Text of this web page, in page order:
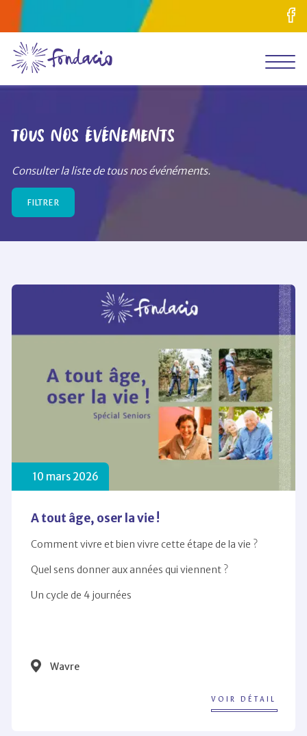
Aller au contenu
Tous nos événements
Consulter la liste de tous nos événéments.
FILTRER
10 mars 2026
A tout âge, oser la vie !
Comment vivre et bien vivre cette étape de la vie ?
Quel sens donner aux années qui viennent ?
Un cycle de 4 journées
Wavre
VOIR DÉTAIL